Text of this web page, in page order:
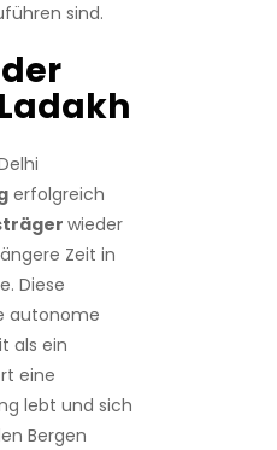
sind.
erfolgreich
wieder
Zeit in
Diese
autonome
als ein
eine
lebt und sich
Bergen